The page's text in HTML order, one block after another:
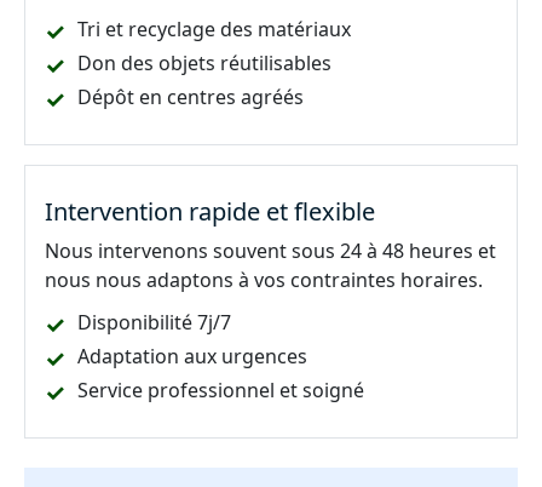
Tri et recyclage des matériaux
Don des objets réutilisables
Dépôt en centres agréés
Intervention rapide et flexible
Nous intervenons souvent sous 24 à 48 heures et
nous nous adaptons à vos contraintes horaires.
Disponibilité 7j/7
Adaptation aux urgences
Service professionnel et soigné